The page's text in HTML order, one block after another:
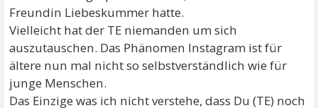
Freundin Liebeskummer hatte.
Vielleicht hat der TE niemanden um sich
auszutauschen. Das Phänomen Instagram ist für
ältere nun mal nicht so selbstverständlich wie für
junge Menschen.
Das Einzige was ich nicht verstehe, dass Du (TE) noch